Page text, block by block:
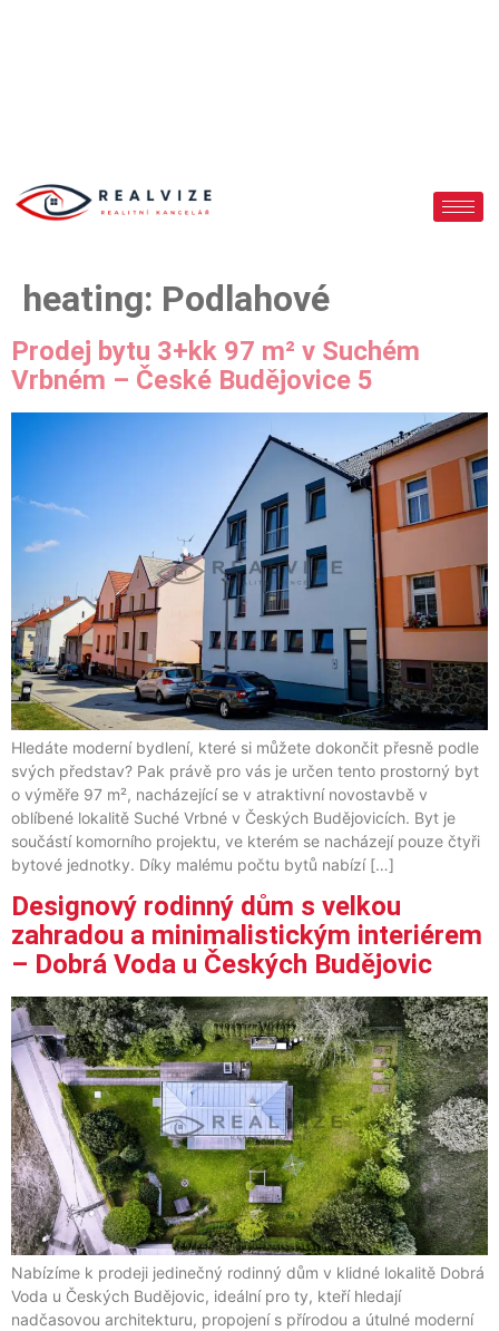
heating: Podlahové
Prodej bytu 3+kk 97 m² v Suchém
Vrbném – České Budějovice 5
Hledáte moderní bydlení, které si můžete dokončit přesně podle
svých představ? Pak právě pro vás je určen tento prostorný byt
o výměře 97 m², nacházející se v atraktivní novostavbě v
oblíbené lokalitě Suché Vrbné v Českých Budějovicích. Byt je
součástí komorního projektu, ve kterém se nacházejí pouze čtyři
bytové jednotky. Díky malému počtu bytů nabízí […]
Designový rodinný dům s velkou
zahradou a minimalistickým interiérem
– Dobrá Voda u Českých Budějovic
Nabízíme k prodeji jedinečný rodinný dům v klidné lokalitě Dobrá
Voda u Českých Budějovic, ideální pro ty, kteří hledají
nadčasovou architekturu, propojení s přírodou a útulné moderní